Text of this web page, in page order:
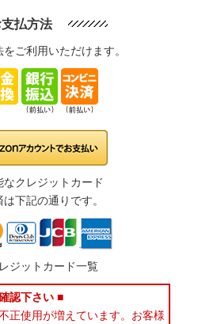
払方法
ご利用いただけます。
なクレジットカード
下記の通りです。
ジットカード一覧
認下さい ■
正使用が増えています。お客様